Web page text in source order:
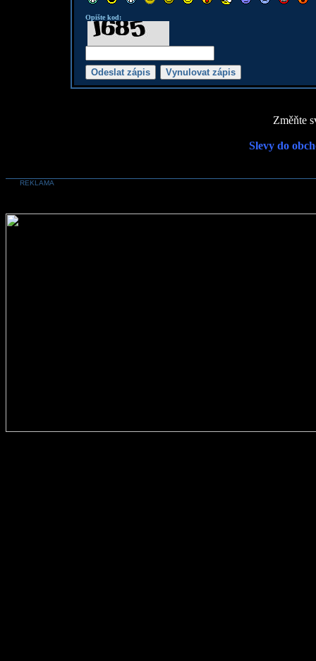
Opište kod:
Změňte
Slevy do
REKLAMA